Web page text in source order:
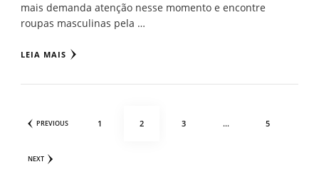
mais demanda atenção nesse momento e encontre
roupas masculinas pela …
LEIA MAIS
Paginação
de
posts
PREVIOUS PAGE
1 PAGE
2 PAGE
3 … PAGE
5
NEXT